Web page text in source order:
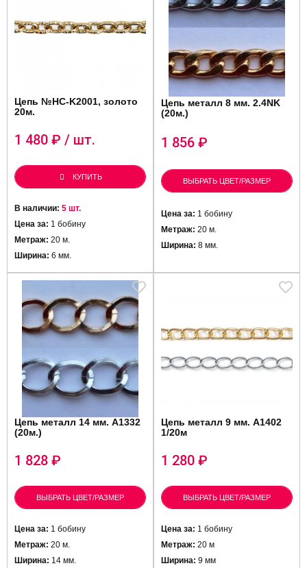
Цепь №HC-K2001, золото
20м.
1 480 ₽ / шт.
КУПИТЬ
В наличии: 5 шт.
Цена за: 1 бобину
Метраж: 20 м.
Ширина: 6 мм.
Цепь металл 8 мм. 2.4NK
(20м.)
1 856 ₽
ВЫБРАТЬ ЦВЕТ/РАЗМЕР
Цена за: 1 бобину
Метраж: 20 м.
Ширина: 8 мм.
Цепь металл 14 мм. A1332
(20м.)
1 828 ₽
ВЫБРАТЬ ЦВЕТ/РАЗМЕР
Цена за: 1 бобину
Метраж: 20 м.
Ширина: 14 мм.
Цепь металл 9 мм. A1402
1/20м
1 280 ₽
ВЫБРАТЬ ЦВЕТ/РАЗМЕР
Цена за: 1 бобину
Метраж: 20 м
Ширина: 9 мм